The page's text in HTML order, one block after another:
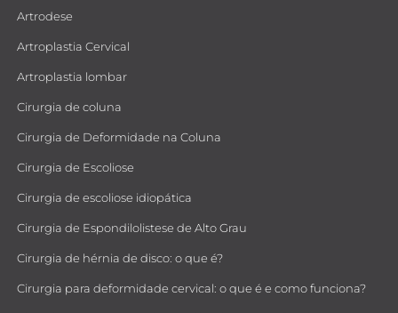
Artrodese
Artroplastia Cervical
Artroplastia lombar
Cirurgia de coluna
Cirurgia de Deformidade na Coluna
Cirurgia de Escoliose
Cirurgia de escoliose idiopática
Cirurgia de Espondilolistese de Alto Grau
Cirurgia de hérnia de disco: o que é?
Cirurgia para deformidade cervical: o que é e como funciona?